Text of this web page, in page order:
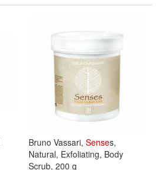
Bruno Vassari, Senses,
Natural, Exfoliating, Body
Scrub, 200 g